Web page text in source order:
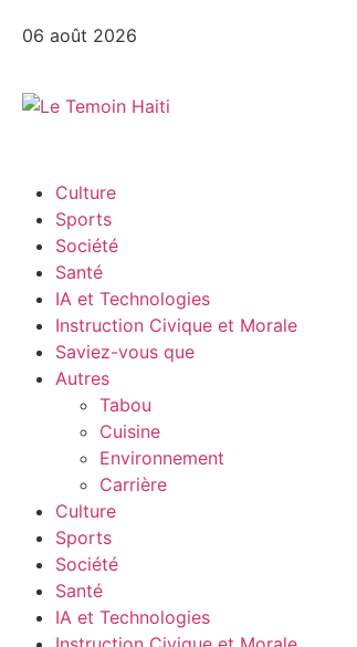
06 août 2026
Culture
Sports
Société
Santé
IA et Technologies
Instruction Civique et Morale
Saviez-vous que
Autres
Tabou
Cuisine
Environnement
Carrière
Culture
Sports
Société
Santé
IA et Technologies